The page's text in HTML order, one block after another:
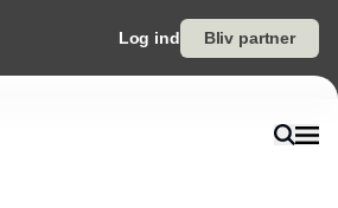
Log ind Bliv partner